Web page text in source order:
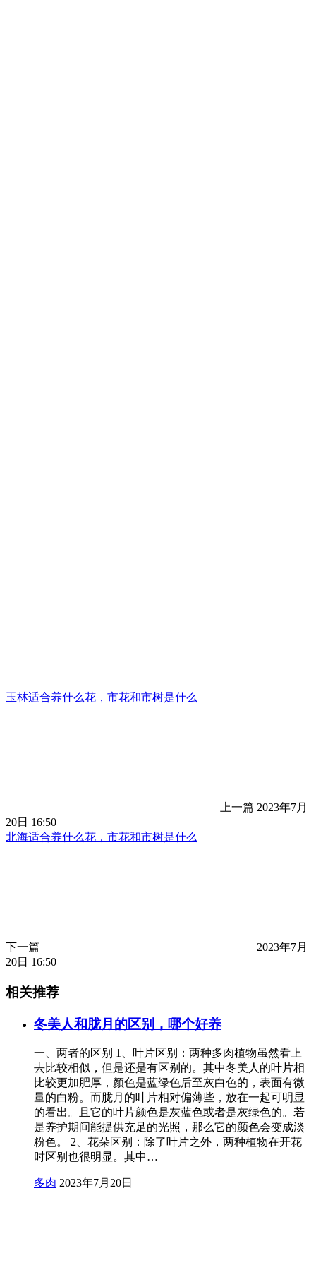
玉林适合养什么花，市花和市树是什么
上一篇 2023年7月
20日 16:50
北海适合养什么花，市花和市树是什么
下一篇
2023年7月
20日 16:50
相关推荐
冬美人和胧月的区别，哪个好养
一、两者的区别 1、叶片区别：两种多肉植物虽然看上
去比较相似，但是还是有区别的。其中冬美人的叶片相
比较更加肥厚，颜色是蓝绿色后至灰白色的，表面有微
量的白粉。而胧月的叶片相对偏薄些，放在一起可明显
的看出。且它的叶片颜色是灰蓝色或者是灰绿色的。若
是养护期间能提供充足的光照，那么它的颜色会变成淡
粉色。 2、花朵区别：除了叶片之外，两种植物在开花
时区别也很明显。其中…
多肉 2023年7月20日